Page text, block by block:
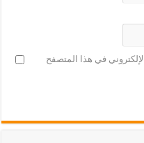
في هذا المتصفح